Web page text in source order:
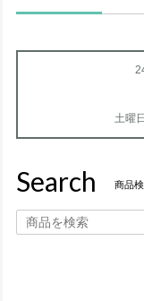
土曜
Search 商品